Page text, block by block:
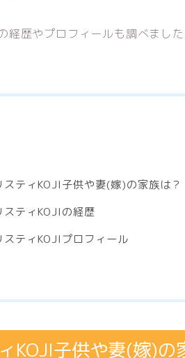
経歴やプロフィールも調べました
スティKOJI子供や妻(嫁)の家族は？
スティKOJIの経歴
スティKOJIプロフィール
KOJI子供や妻(嫁)の